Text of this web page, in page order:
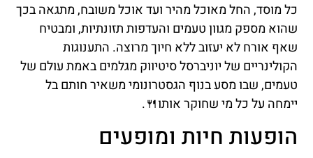
כל מוסד, החל מאוכל מהיר ועד אוכל משובח, מתגאה בכך
שהוא מספק מגוון טעמים והעדפות תזונתיות, ומבטיח
שאף אורח לא יעזוב ללא חיוך מרוצה. התענוגות
הקולינריים של יוניברסל סיטיווק מגלמים באמת עולם של
טעמים, שבו מסע בנוף הגסטרונומי משאיר חותם בל
יימחה על כל מי שחוקר אותו🍴.
הופעות חיות ומופעים